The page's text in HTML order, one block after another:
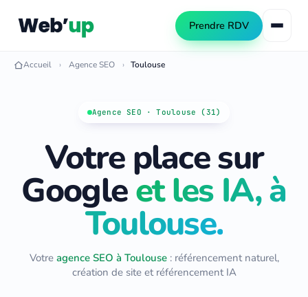
Prendre RDV
Référencement naturel
Netlinking SEO
Consultant SEO
Audit SEO
Formation SEO
Création de site web
Création WordPress
Refonte de site
Publicité Google Ads
Référencement IA (GEO)
Automatiser les tâches PME
Accueil Agence SEO Toulouse
Agence SEO · Toulouse (31)
Votre place sur
Googleet les IA, à
Toulouse.
Votre agence SEO à Toulouse: référencement naturel,
création de site et référencement IA